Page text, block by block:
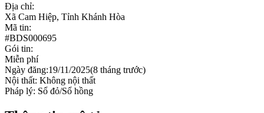
Địa chỉ:
Xã Cam Hiệp, Tỉnh Khánh Hòa
Mã tin:
#BDS000695
Gói tin:
Miễn phí
Ngày đăng:19/11/2025(8 tháng trước)
Nội thất: Không nội thất
Pháp lý: Sổ đỏ/Sổ hồng